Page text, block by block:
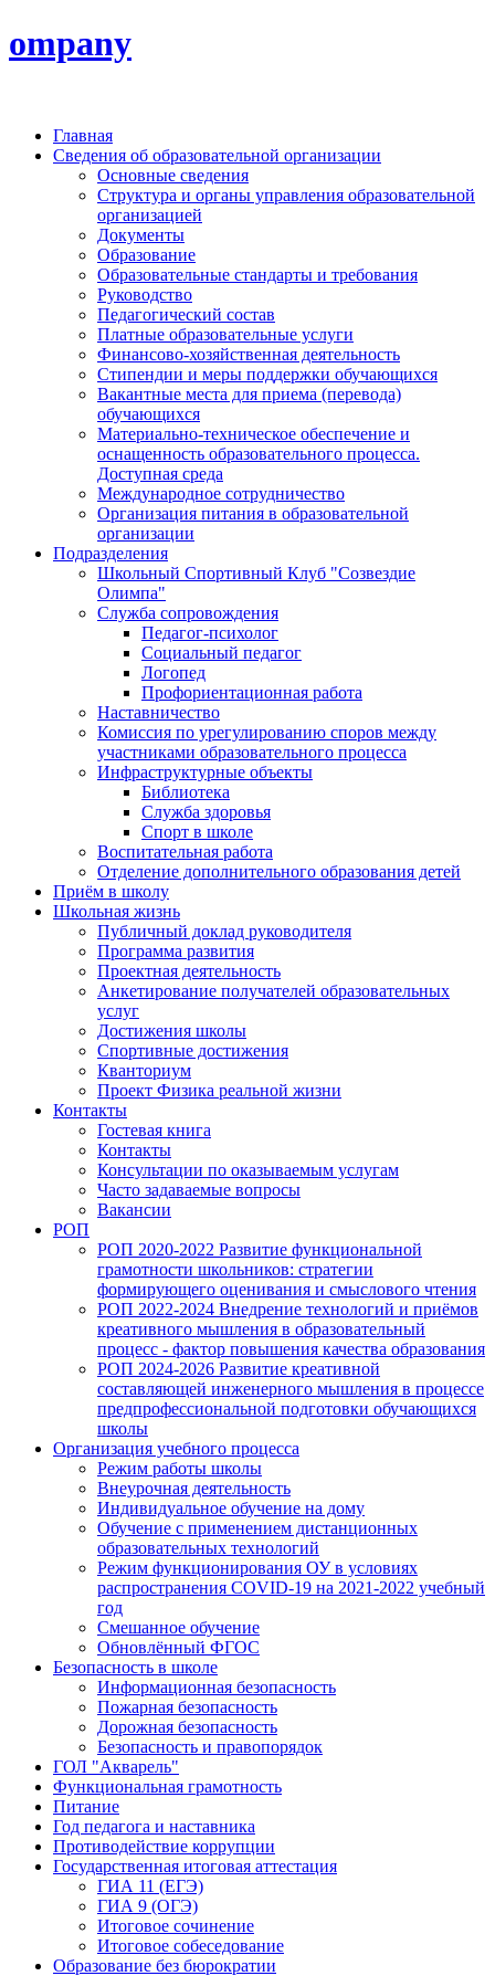
ompany
Главная
Сведения об образовательной организации
Основные сведения
Структура и органы управления образовательной
организацией
Документы
Образование
Образовательные стандарты и требования
Руководство
Педагогический состав
Платные образовательные услуги
Финансово-хозяйственная деятельность
Стипендии и меры поддержки обучающихся
Вакантные места для приема (перевода)
обучающихся
Материально-техническое обеспечение и
оснащенность образовательного процесса.
Доступная среда
Международное сотрудничество
Организация питания в образовательной
организации
Подразделения
Школьный Спортивный Клуб "Созвездие
Олимпа"
Служба сопровождения
Педагог-психолог
Социальный педагог
Логопед
Профориентационная работа
Наставничество
Комиссия по урегулированию споров между
участниками образовательного процесса
Инфраструктурные объекты
Библиотека
Служба здоровья
Спорт в школе
Воспитательная работа
Отделение дополнительного образования детей
Приём в школу
Школьная жизнь
Публичный доклад руководителя
Программа развития
Проектная деятельность
Анкетирование получателей образовательных
услуг
Достижения школы
Спортивные достижения
Кванториум
Проект Физика реальной жизни
Контакты
Гостевая книга
Контакты
Консультации по оказываемым услугам
Часто задаваемые вопросы
Вакансии
РОП
РОП 2020-2022 Развитие функциональной
грамотности школьников: стратегии
формирующего оценивания и смыслового чтения
РОП 2022-2024 Внедрение технологий и приёмов
креативного мышления в образовательный
процесс - фактор повышения качества образования
РОП 2024-2026 Развитие креативной
составляющей инженерного мышления в процессе
предпрофессиональной подготовки обучающихся
школы
Организация учебного процесса
Режим работы школы
Внеурочная деятельность
Индивидуальное обучение на дому
Обучение с применением дистанционных
образовательных технологий
Режим функционирования ОУ в условиях
распространения COVID-19 на 2021-2022 учебный
год
Смешанное обучение
Обновлённый ФГОС
Безопасность в школе
Информационная безопасность
Пожарная безопасность
Дорожная безопасность
Безопасность и правопорядок
ГОЛ "Акварель"
Функциональная грамотность
Питание
Год педагога и наставника
Противодействие коррупции
Государственная итоговая аттестация
ГИА 11 (ЕГЭ)
ГИА 9 (ОГЭ)
Итоговое сочинение
Итоговое собеседование
Образование без бюрократии